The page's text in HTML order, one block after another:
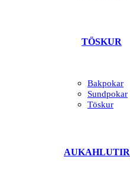
TÖSKUR
Bakpokar
Sundpokar
Töskur
AUKAHLUTIR